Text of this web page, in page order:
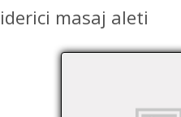
masaj aleti